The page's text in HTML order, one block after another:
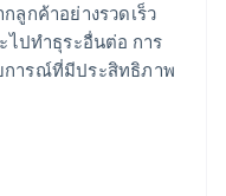
ลูกค้าอย่างรวดเร็ว
ไปทำธุระอื่นต่อ การ
การณ์ที่มีประสิทธิภาพ